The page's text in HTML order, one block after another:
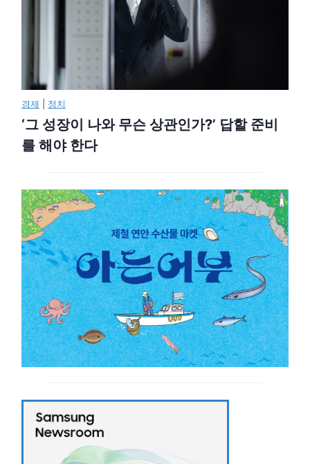
경제 정치
‘그 성장이 나와 무슨 상관인가?’ 답할 준비
를 해야 한다